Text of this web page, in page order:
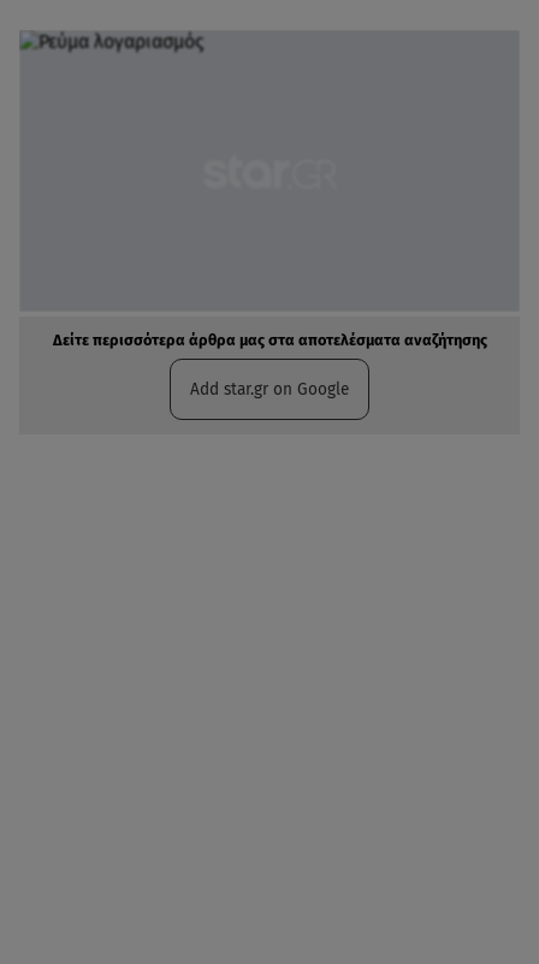
Δείτε περισσότερα άρθρα μας στα αποτελέσματα αναζήτησης
Add star.gr on Google